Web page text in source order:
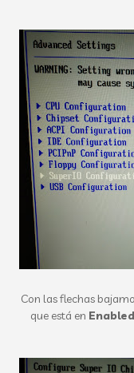
Con las flechas
que está en Enabled